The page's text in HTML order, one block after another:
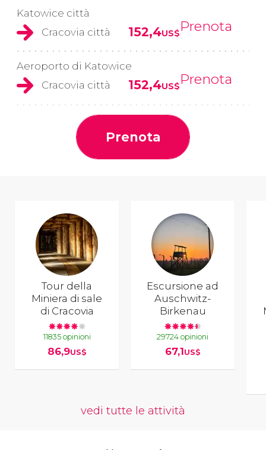
Katowice città
Cracovia città
152,4US$Prenota
Aeroporto di Katowice
Cracovia città
152,4US$Prenota
Prenota
Tour della
Miniera di sale
di Cracovia
11835 opinioni
86,9US$
Escursione ad
Auschwitz-
Birkenau
29724 opinioni
67,1US$
vedi tutte le attività